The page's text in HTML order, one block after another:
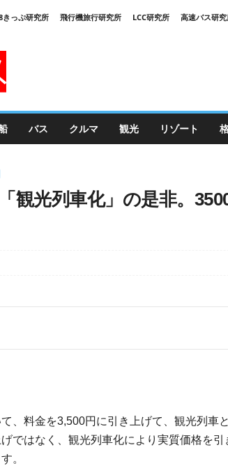
きっぷ研究所 飛行機旅行研究所 LCC研究所 高速バス研究
バス クルマ 観光 リゾート
観光列車化」の是非。
、料金を3,500円に引き上げて、観光列車
ではなく、観光列車化により実質価格を引
。